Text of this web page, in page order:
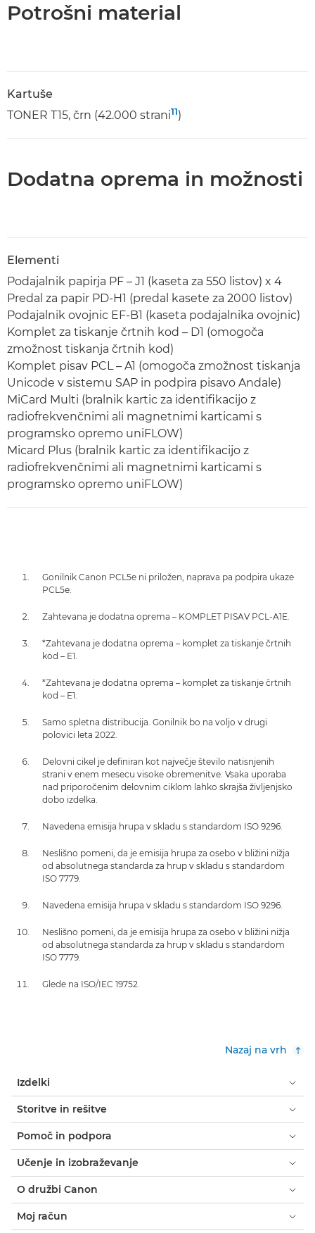
Potrošni material
Kartuše
TONER T15, črn (42.000 strani11)
Dodatna oprema in možnosti
Elementi
Podajalnik papirja PF – J1 (kaseta za 550 listov) x 4
Predal za papir PD-H1 (predal kasete za 2000 listov)
Podajalnik ovojnic EF-B1 (kaseta podajalnika ovojnic)
Komplet za tiskanje črtnih kod – D1 (omogoča
zmožnost tiskanja črtnih kod)
Komplet pisav PCL – A1 (omogoča zmožnost tiskanja
Unicode v sistemu SAP in podpira pisavo Andale)
MiCard Multi (bralnik kartic za identifikacijo z
radiofrekvenčnimi ali magnetnimi karticami s
programsko opremo uniFLOW)
Micard Plus (bralnik kartic za identifikacijo z
radiofrekvenčnimi ali magnetnimi karticami s
programsko opremo uniFLOW)
Gonilnik Canon PCL5e ni priložen, naprava pa podpira ukaze
PCL5e.
Zahtevana je dodatna oprema – KOMPLET PISAV PCL-A1E.
*Zahtevana je dodatna oprema – komplet za tiskanje črtnih
kod – E1.
*Zahtevana je dodatna oprema – komplet za tiskanje črtnih
kod – E1.
Samo spletna distribucija. Gonilnik bo na voljo v drugi
polovici leta 2022.
Delovni cikel je definiran kot največje število natisnjenih
strani v enem mesecu visoke obremenitve. Vsaka uporaba
nad priporočenim delovnim ciklom lahko skrajša življenjsko
dobo izdelka.
Navedena emisija hrupa v skladu s standardom ISO 9296.
Neslišno pomeni, da je emisija hrupa za osebo v bližini nižja
od absolutnega standarda za hrup v skladu s standardom
ISO 7779.
Navedena emisija hrupa v skladu s standardom ISO 9296.
Neslišno pomeni, da je emisija hrupa za osebo v bližini nižja
od absolutnega standarda za hrup v skladu s standardom
ISO 7779.
Glede na ISO/IEC 19752.
Nazaj na vrh
Izdelki
Storitve in rešitve
Pomoč in podpora
Učenje in izobraževanje
O družbi Canon
Moj račun